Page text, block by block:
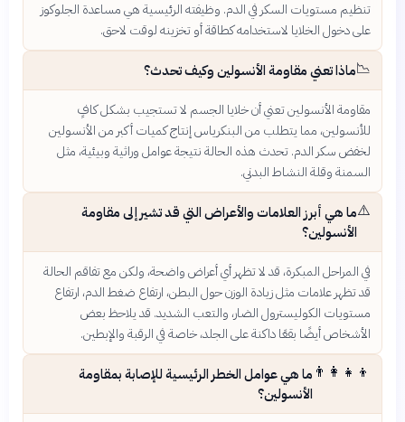
تنظيم مستويات السكر في الدم. وظيفته الرئيسية هي مساعدة الجلوكوز
على دخول الخلايا لاستخدامه كطاقة أو تخزينه لوقت لاحق.
📉ماذا تعني مقاومة الأنسولين وكيف تحدث؟
مقاومة الأنسولين تعني أن خلايا الجسم لا تستجيب بشكل كافٍ
للأنسولين، مما يتطلب من البنكرياس إنتاج كميات أكبر من الأنسولين
لخفض سكر الدم. تحدث هذه الحالة نتيجة عوامل وراثية وبيئية، مثل
السمنة وقلة النشاط البدني.
⚠️ما هي أبرز العلامات والأعراض التي قد تشير إلى مقاومة
الأنسولين؟
في المراحل المبكرة، قد لا تظهر أي أعراض واضحة، ولكن مع تفاقم الحالة
قد تظهر علامات مثل زيادة الوزن حول البطن، ارتفاع ضغط الدم، ارتفاع
مستويات الكوليسترول الضار، والتعب الشديد. قد يلاحظ بعض
الأشخاص أيضًا بقعًا داكنة على الجلد، خاصة في الرقبة والإبطين.
👨‍👩‍👧‍👦 ما هي عوامل الخطر الرئيسية للإصابة بمقاومة
الأنسولين؟